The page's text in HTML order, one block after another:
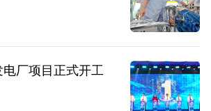
厂项目正式开工